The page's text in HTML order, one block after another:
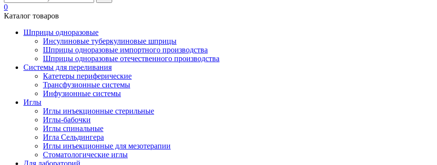
0
Каталог товаров
Шприцы одноразовые
Инсулиновые туберкулиновые шприцы
Шприцы одноразовые импортного производства
Шприцы одноразовые отечественного производства
Системы для переливания
Катетеры периферические
Трансфузионные системы
Инфузионные системы
Иглы
Иглы инъекционные стерильные
Иглы-бабочки
Иглы спинальные
Игла Сельдингера
Иглы инъекционные для мезотерапии
Стоматологические иглы
Для лабораторий